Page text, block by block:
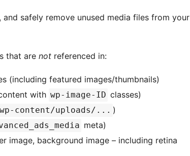
safely remove unused media files from your
that are not referenced in:
(including featured images/thumbnails)
with wp-image-ID classes)
wp-content/uploads/... )
meta)
image, background image – including retina